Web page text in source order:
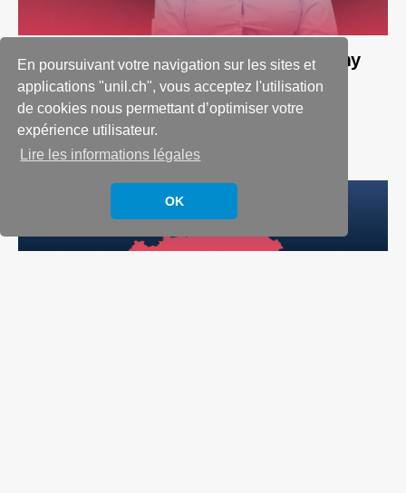
En poursuivant votre navigation sur les sites et
applications "unil.ch", vous acceptez l'utilisation
de cookies nous permettant d’optimiser votre
expérience utilisateur.
Lire les informations légales
OK
The impact of digitization on the economy
27 November 2025
InDigitalization and Technology, Finance and
Insurance,Research